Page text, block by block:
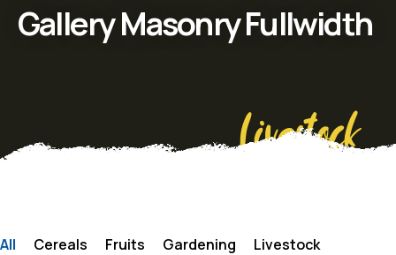
Gallery Masonry Fullwidth
Livestock
All Cereals Fruits Gardening
Livestock